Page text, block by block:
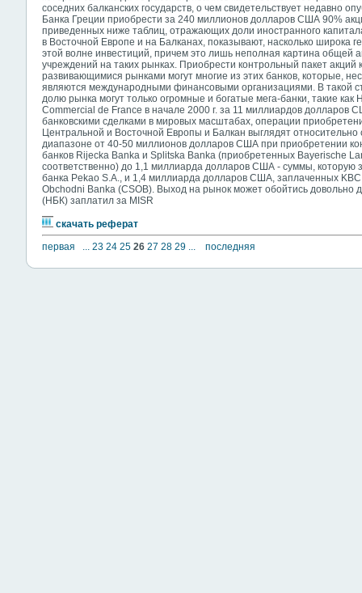
соседних балканских государств, о чем свидетельствует недавно
Банка Греции приобрести за 240 миллионов долларов США 90%
приведенных ниже таблиц, отражающих доли иностранного
в Восточной Европе и на Балканах, показывают, насколько широка
этой волне инвестиций, причем это лишь неполная картина общей
учреждений на таких рынках. Приобрести контрольный пакет акций
развивающимися рынками могут многие из этих банков, которые,
являются международными финансовыми организациями. В такой
долю рынка могут только огромные и богатые мега-банки, такие
Commercial de France в начале 2000 г. за 11 миллиардов долларов
банковскими сделками в мировых масштабах, операции
Центральной и Восточной Европы и Балкан выглядят
диапазоне от 40-50 миллионов долларов США при приобретении
банков Rijecka Banka и Splitska Banka (приобретенных Bayerische
соответственно) до 1,1 миллиарда долларов США - суммы, которую
банка Pekao S.A., и 1,4 миллиарда долларов США, заплаченных
Obchodni Banka (CSOB). Выход на рынок может обойтись довольно
(НБК) заплатил за MISR
скачать реферат
первая
... 23 24 25 26 27 28 29 ... последняя